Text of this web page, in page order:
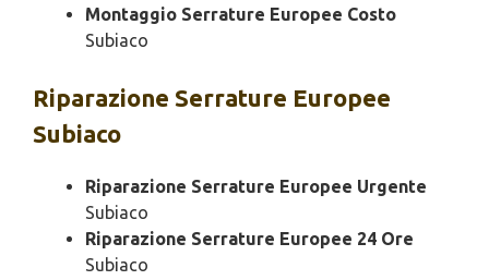
Montaggio Serrature Europee Costo
Subiaco
Riparazione Serrature Europee
Subiaco
Riparazione Serrature Europee Urgente
Subiaco
Riparazione Serrature Europee 24 Ore
Subiaco